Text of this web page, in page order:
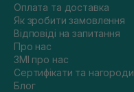
Оплата та доставка
Як зробити замовлення
Відповіді на запитання
Про нас
ЗМІ про нас
Сертифікати та нагороди
Блог